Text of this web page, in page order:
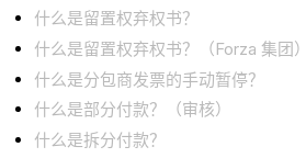
什么是留置权弃权书？
什么是留置权弃权书？（Forza 集团）
什么是分包商发票的手动暂停？
什么是部分付款？（审核）
什么是拆分付款？